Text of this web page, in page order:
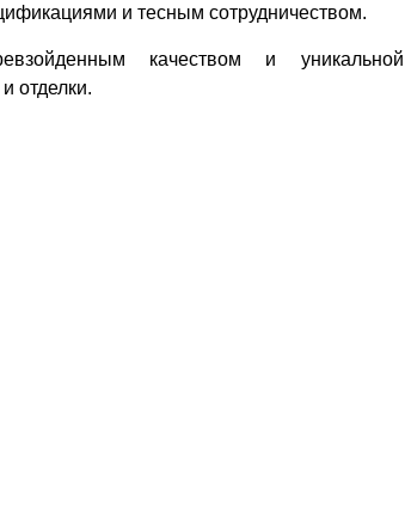
и тесным сотрудничеством.
качеством и уникальной
отделки.